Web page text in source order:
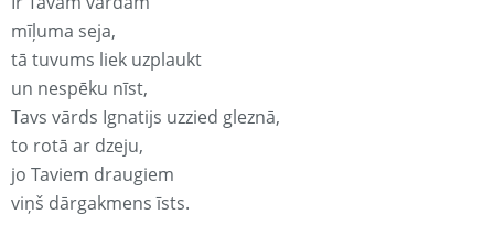
mīļuma seja,
tā tuvums liek uzplaukt
un nespēku nīst,
Tavs vārds Ignatijs uzzied gleznā,
to rotā ar dzeju,
jo Taviem draugiem
viņš dārgakmens īsts.